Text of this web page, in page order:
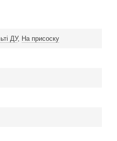
ДУ, На присоску